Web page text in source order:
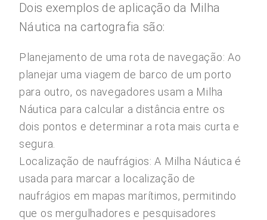
Dois exemplos de aplicação da Milha
Náutica na cartografia são:
Planejamento de uma rota de navegação: Ao
planejar uma viagem de barco de um porto
para outro, os navegadores usam a Milha
Náutica para calcular a distância entre os
dois pontos e determinar a rota mais curta e
segura.
Localização de naufrágios: A Milha Náutica é
usada para marcar a localização de
naufrágios em mapas marítimos, permitindo
que os mergulhadores e pesquisadores